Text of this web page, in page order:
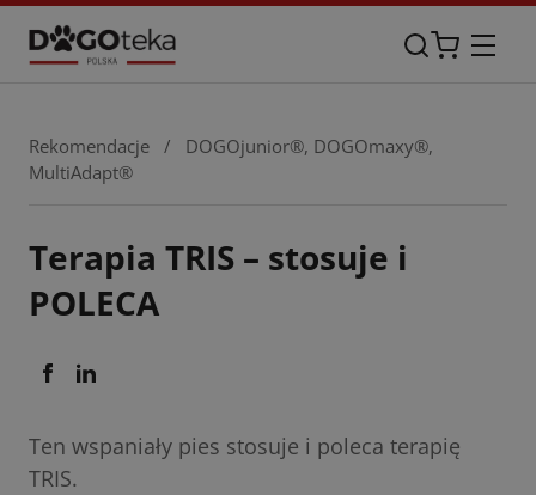
Rekomendacje / DOGOjunior®, DOGOmaxy®,
MultiAdapt®
Terapia TRIS – stosuje i
POLECA
Ten wspaniały pies stosuje i poleca terapię
TRIS.